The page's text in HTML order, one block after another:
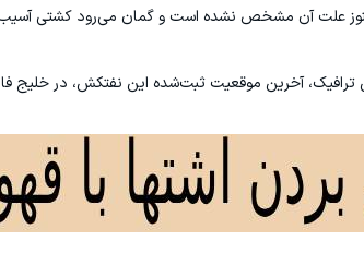
هنوز علت آن مشخص نشده است و گمان می‌رود کشتی
آخرین موقعیت ثبت‌شده این نفتکش، در خلیج فارس در ۳ ژوئیه